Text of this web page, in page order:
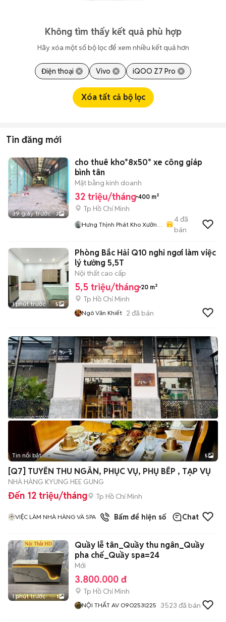
Không tìm thấy kết quả phù hợp
Hãy xóa một số bộ lọc để xem nhiều kết quả hơn
Điện thoại Vivo iQOO Z7 Pro
Xóa tất cả bộ lọc
Tin đăng mới
39 giây trước 3
cho thuê kho*8x50* xe công giáp
bình tân
Mặt bằng kinh doanh
32 triệu/tháng 400 m²
Tp Hồ Chí Minh
Hưng Thịnh Phát Kho Xưởng
4đã
bán
1 phút trước 5
Phòng Bắc Hải Q10 nghỉ ngơi làm việc
lý tưởng 5,5T
Nội thất cao cấp
5,5 triệu/tháng 20 m²
Tp Hồ Chí Minh
Ngô Văn Khiết 2 đã bán
Tin nổi bật 5
[Q7] TUYỂN THU NGÂN, PHỤC VỤ, PHỤ BẾP , TẠP VỤ
NHÀ HÀNG KYUNG HEE GUNG
Đến 12 triệu/tháng Tp Hồ Chí Minh
VIỆC LÀM NHÀ HÀNG VÀ SPA 1đã bánBấm để hiện số Chat
1 phút trước 1
Quầy lễ tân_Quầy thu ngân_Quầy
pha chế_Quầy spa=24
Mới
3.800.000 đ
Tp Hồ Chí Minh
NỘI THẤT AV O9O253l225 3523 đã bán